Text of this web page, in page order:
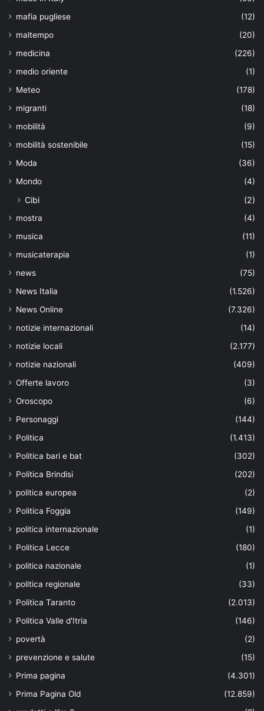
mafia pugliese
(12)
maltempo
(20)
medicina
(226)
medio oriente
(1)
Meteo
(178)
migranti
(18)
mobilità
(9)
mobilità sostenibile
(15)
Moda
(36)
Mondo
(4)
Cibi (2)
mostra
(4)
musica
(11)
musicaterapia
(1)
news
(75)
News Italia
(1.526)
News Online
(7.326)
notizie internazionali
(14)
notizie locali
(2.177)
notizie nazionali
(409)
Offerte lavoro
(3)
Oroscopo
(6)
Personaggi
(144)
Politica
(1.413)
Politica bari e bat
(302)
Politica Brindisi
(202)
politica europea
(2)
Politica Foggia
(149)
politica internazionale
(1)
Politica Lecce
(180)
politica nazionale
(1)
politica regionale
(33)
Politica Taranto
(2.013)
Politica Valle d'Itria
(146)
povertà
(2)
prevenzione e salute
(15)
Prima pagina
(4.301)
Prima Pagina Old
(12.859)